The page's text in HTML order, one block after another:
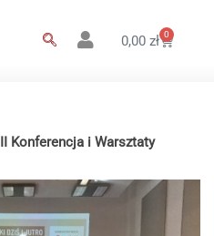
0,00zł 0
II Konferencja i Warsztaty